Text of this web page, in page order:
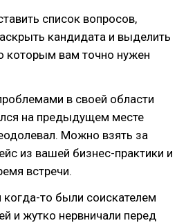
список вопросов,
кандидата и выделить
которым вам точно нужен
в своей области
на предыдущем месте
Можно взять за
из вашей бизнес-практики и
встречи.
то были соискателем
и жутко нервничали перед